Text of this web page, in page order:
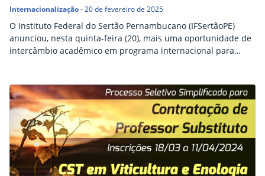
Internacionalização-20 de fevereiro de 2025
O Instituto Federal do Sertão Pernambucano (IFSertãoPE)
anunciou, nesta quinta-feira (20), mais uma oportunidade de
intercâmbio acadêmico em programa internacional para
quais, três do curso de Tecnologia em Viticultura e Enologia e
dois do Bacharelado em Agronomia, do campus Petrolina
Zona…